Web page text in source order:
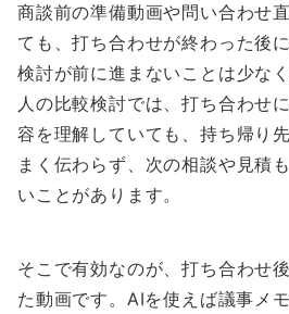
商談前の準備動画や問い合わせ
ても、打ち合わせが終わった後
検討が前に進まないことは少な
人の比較検討では、打ち合わせ
容を理解していても、持ち帰り
まく伝わらず、次の相談や見積
いことがあります。
そこで有効なのが、打ち合わせ
た動画です。AIを使えば議事メ